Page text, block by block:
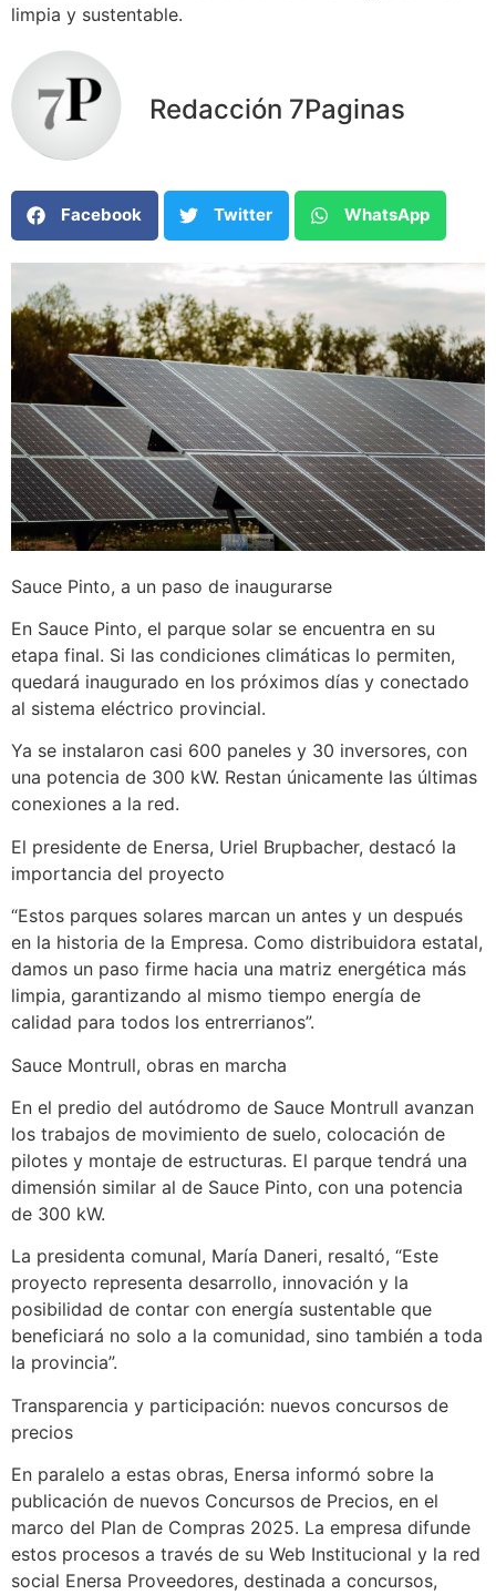
limpia y sustentable.
Redacción 7Paginas
Facebook Twitter WhatsApp
Sauce Pinto, a un paso de inaugurarse
En Sauce Pinto, el parque solar se encuentra en su
etapa final. Si las condiciones climáticas lo permiten,
quedará inaugurado en los próximos días y conectado
al sistema eléctrico provincial.
Ya se instalaron casi 600 paneles y 30 inversores, con
una potencia de 300 kW. Restan únicamente las últimas
conexiones a la red.
El presidente de Enersa, Uriel Brupbacher, destacó la
importancia del proyecto
“Estos parques solares marcan un antes y un después
en la historia de la Empresa. Como distribuidora estatal,
damos un paso firme hacia una matriz energética más
limpia, garantizando al mismo tiempo energía de
calidad para todos los entrerrianos”.
Sauce Montrull, obras en marcha
En el predio del autódromo de Sauce Montrull avanzan
los trabajos de movimiento de suelo, colocación de
pilotes y montaje de estructuras. El parque tendrá una
dimensión similar al de Sauce Pinto, con una potencia
de 300 kW.
La presidenta comunal, María Daneri, resaltó, “Este
proyecto representa desarrollo, innovación y la
posibilidad de contar con energía sustentable que
beneficiará no solo a la comunidad, sino también a toda
la provincia”.
Transparencia y participación: nuevos concursos de
precios
En paralelo a estas obras, Enersa informó sobre la
publicación de nuevos Concursos de Precios, en el
marco del Plan de Compras 2025. La empresa difunde
estos procesos a través de su Web Institucional y la red
social Enersa Proveedores, destinada a concursos,